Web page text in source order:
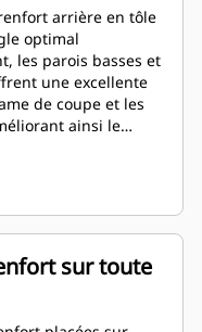
arrière en tôle
optimal
les parois basses et
une excellente
de coupe et les
ainsi le
sur toute